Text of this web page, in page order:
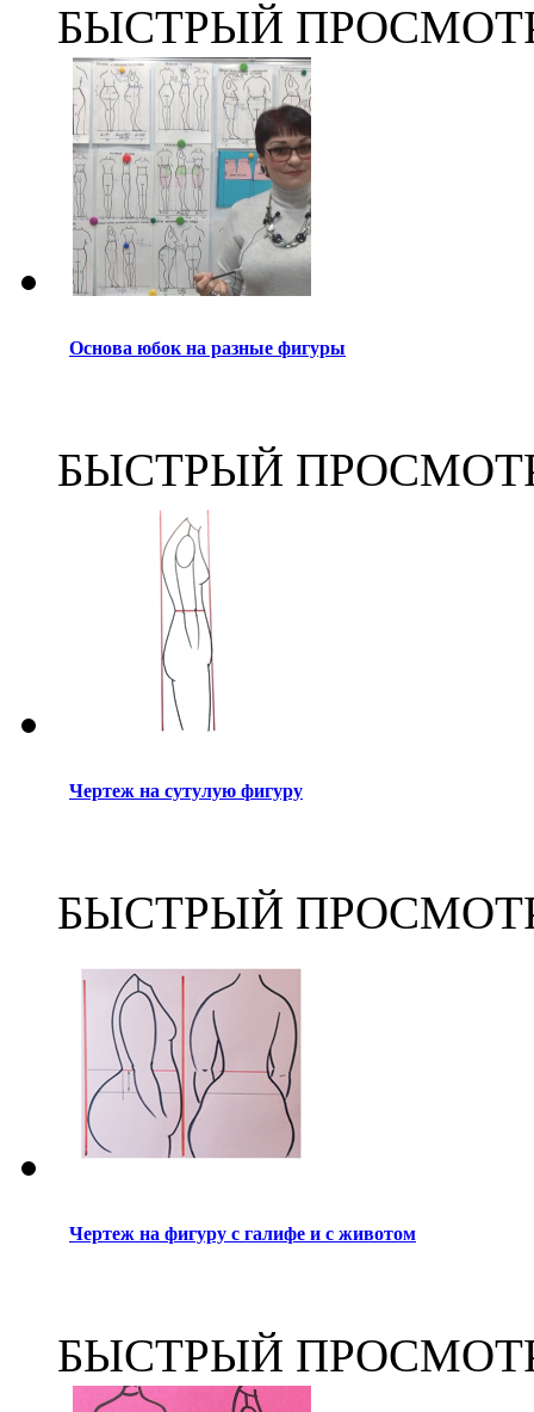
БЫСТРЫЙ
Основа юбок на разные фигуры
БЫСТРЫЙ
Чертеж на сутулую фигуру
БЫСТРЫЙ
Чертеж на фигуру с галифе и с животом
БЫСТРЫЙ